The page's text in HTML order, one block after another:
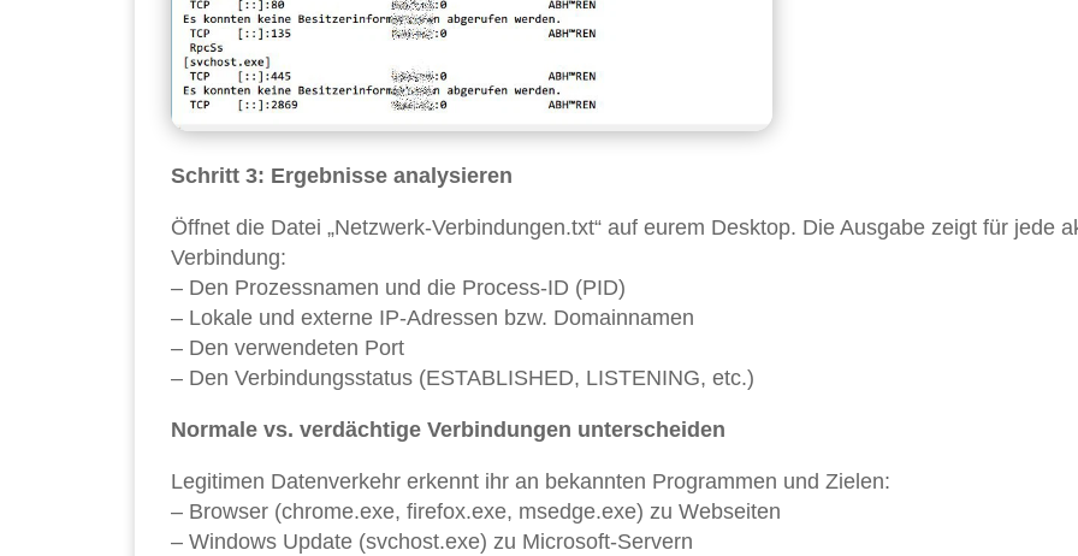
Schritt 3: Ergebnisse analysieren
Öffnet die Datei „Netzwerk-Verbindungen.txt“ auf eurem Desktop. Die Ausgabe zeigt für jede
Verbindung:
– Den Prozessnamen und die Process-ID (PID)
– Lokale und externe IP-Adressen bzw. Domainnamen
– Den verwendeten Port
– Den Verbindungsstatus (ESTABLISHED, LISTENING, etc.)
Normale vs. verdächtige Verbindungen unterscheiden
Legitimen Datenverkehr erkennt ihr an bekannten Programmen und Zielen:
– Browser (chrome.exe, firefox.exe, msedge.exe) zu Webseiten
– Windows Update (svchost.exe) zu Microsoft-Servern